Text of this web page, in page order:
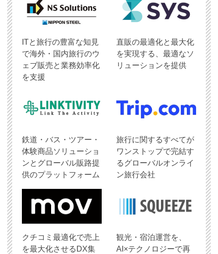
ITと旅行の豊富な知見
で海外・国内旅行のウ
ェブ販売と業務効率化
を支援
直販の最適化と最大化
を実現する、最適なソ
リューションを提供
鉄道・バス・ツアー・
体験商品ソリューショ
ンとグローバル販路提
供のプラットフォーム
旅行に関するすべてが
ワンストップで完結す
るグローバルオンライ
ン旅行会社
クチコミ最適化で売上
を最大化させるDX集
観光・宿泊運営を、
AI×テクノロジーで再